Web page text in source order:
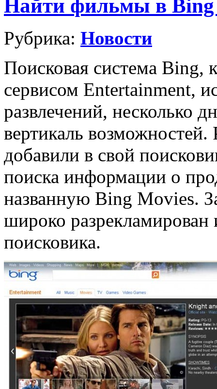
Найти фильмы в Bing
Рубрика: Новости
Поисковая система Bing,
сервисом Entertainment,
развлечений, несколько
вертикаль
добавили в свой
поиска информации о
названную Bing Movies.
широко
поисковика.